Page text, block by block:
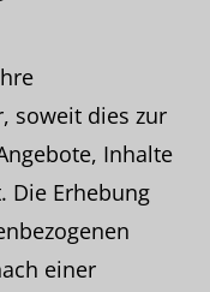
soweit dies zur
Inhalte
Die Erhebung
einer